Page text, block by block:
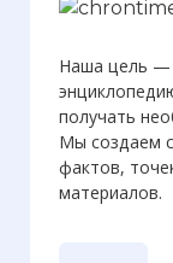
Наша цель —
получать
Мы создаем
фактов,
материалов.